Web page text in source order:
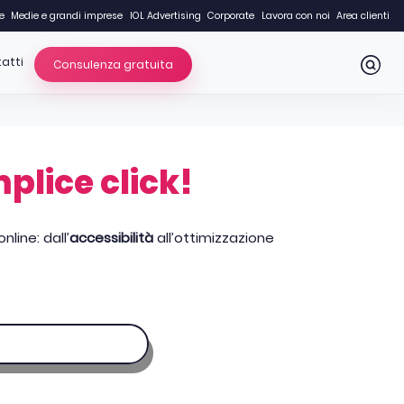
Medie e grandi imprese IOL Advertising Corporate Lavora con noi Area clienti
Consulenza gratuita
click!
dall’accessibilitàall’ottimizzazione